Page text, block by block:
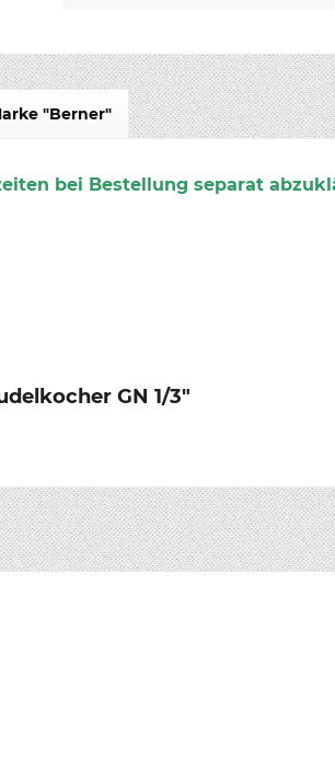
"Berner"
bei Bestellung separat
GN 1/3"